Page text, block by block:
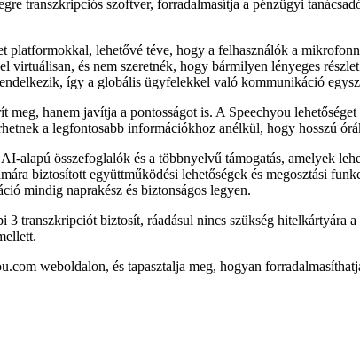
transzkripciós szoftver, forradalmasítja a pénzügyi
platformokkal, lehetővé téve, hogy a felhasználók a
virtuálisan, és nem szeretnék, hogy bármilyen lényeges
így a globális ügyfelekkel való kommunikáció
hanem javítja a pontosságot is. A Speechyou
a legfontosabb információkhoz anélkül, hogy hosszú
alapú összefoglalók és a többnyelvű támogatás, amelyek
biztosított együttműködési lehetőségek és megosztási
mindig naprakész és biztonságos legyen.
transzkripciót biztosít, ráadásul nincs szükség hitelkártyára
weboldalon, és tapasztalja meg, hogyan